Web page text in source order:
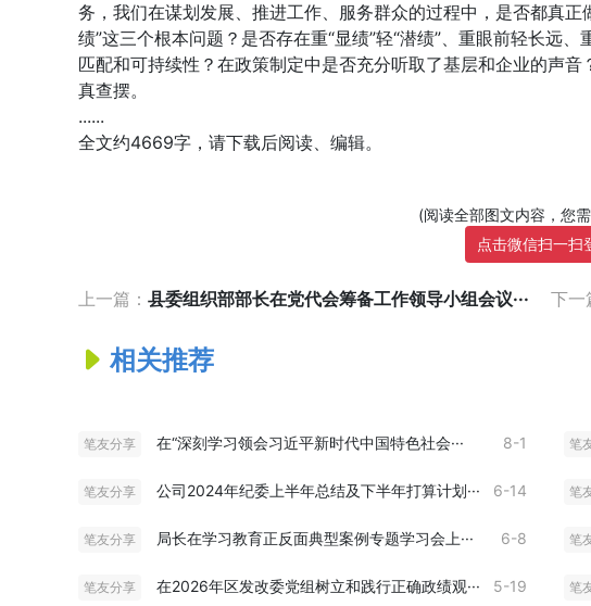
务，我们在谋划发展、推进工作、服务群众的过程中，是否都真
绩”这三个根本问题？是否存在重“显绩”轻“潜绩”、重眼前轻长远
匹配和可持续性？在政策制定中是否充分听取了基层和企业的声
真查摆。
......
全文约4669字，请下载后阅读、编辑。
(阅读全部图文内容，您
点击微信扫一扫
上一篇： 县委组织部部长在党代会筹备工作领导小组会议··· 下一
相关推荐
笔友分享 在“深刻学习领会习近平新时代中国特色社会··· 8-1 笔
笔友分享 公司2024年纪委上半年总结及下半年打算计划··· 6-14 笔
笔友分享 局长在学习教育正反面典型案例专题学习会上··· 6-8 笔
笔友分享 在2026年区发改委党组树立和践行正确政绩观··· 5-19 笔